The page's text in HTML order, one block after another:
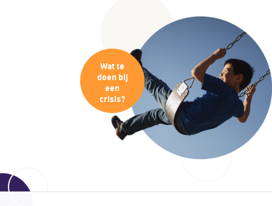
Wat te
doen bij
een
crisis?